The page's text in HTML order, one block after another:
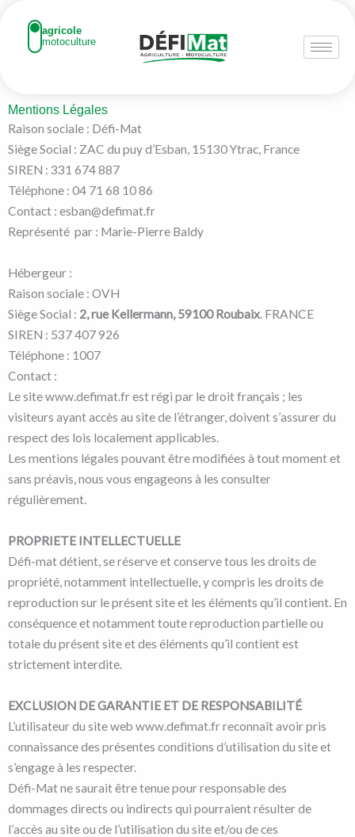
contenu
agricole
motoculture
Mentions Légales
Raison sociale : Défi-Mat
Siège Social : ZAC du puy d’Esban, 15130 Ytrac, France
SIREN : 331 674 887
Téléphone : 04 71 68 10 86
Contact : esban@defimat.fr
Représenté par : Marie-Pierre Baldy
Hébergeur :
Raison sociale : OVH
Siège Social : 2, rue Kellermann, 59100 Roubaix. FRANCE
SIREN : 537 407 926
Téléphone : 1007
Contact :
Le site www.defimat.fr est régi par le droit français ; les
visiteurs ayant accès au site de l’étranger, doivent s’assurer du
respect des lois localement applicables.
Les mentions légales pouvant être modifiées à tout moment et
sans préavis, nous vous engageons à les consulter
régulièrement.
PROPRIETE INTELLECTUELLE
Défi-mat détient, se réserve et conserve tous les droits de
propriété, notamment intellectuelle, y compris les droits de
reproduction sur le présent site et les éléments qu’il contient. En
conséquence et notamment toute reproduction partielle ou
totale du présent site et des éléments qu’il contient est
strictement interdite.
EXCLUSION DE GARANTIE ET DE RESPONSABILITÉ
L’utilisateur du site web www.defimat.fr reconnaît avoir pris
connaissance des présentes conditions d’utilisation du site et
s’engage à les respecter.
Défi-Mat ne saurait être tenue pour responsable des
dommages directs ou indirects qui pourraient résulter de
l’accès au site ou de l’utilisation du site et/ou de ces